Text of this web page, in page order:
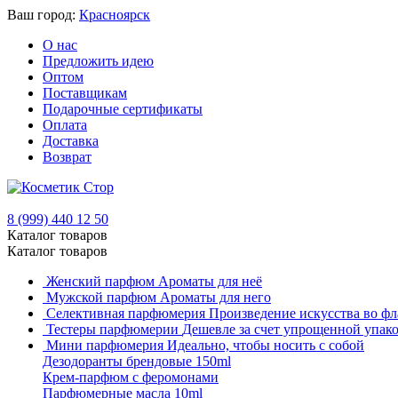
Ваш город: Красноярск
О нас
Предложить идею
Оптом
Поставщикам
Подарочные сертификаты
Оплата
Доставка
Возврат
8 (999) 440 12 50
Каталог товаров
Каталог товаров
Женский парфюм Ароматы для неё
Мужской парфюм Ароматы для него
Селективная парфюмерия Произведение искусства во
Тестеры парфюмерии Дешевле за счет упрощенной
Мини парфюмерия Идеально, чтобы носить с собой
Дезодоранты брендовые 150ml
Крем-парфюм с феромонами
Парфюмерные масла 10ml